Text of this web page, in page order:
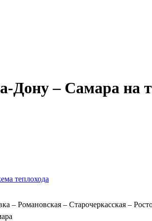
Дону – Самара на
теплохода
– Романовская – Старочеркасская –